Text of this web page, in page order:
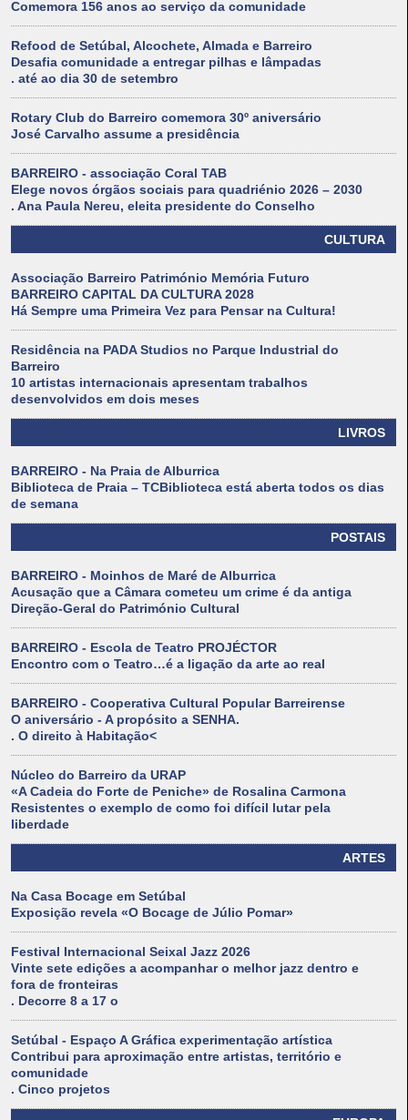
Comemora 156 anos ao serviço da comunidade
Refood de Setúbal, Alcochete, Almada e Barreiro
Desafia comunidade a entregar pilhas e lâmpadas
. até ao dia 30 de setembro
Rotary Club do Barreiro comemora 30º aniversário
José Carvalho assume a presidência
BARREIRO - associação Coral TAB
Elege novos órgãos sociais para quadriénio 2026 – 2030
. Ana Paula Nereu, eleita presidente do Conselho
CULTURA
Associação Barreiro Património Memória Futuro
BARREIRO CAPITAL DA CULTURA 2028
Há Sempre uma Primeira Vez para Pensar na Cultura!
Residência na PADA Studios no Parque Industrial do
Barreiro
10 artistas internacionais apresentam trabalhos
desenvolvidos em dois meses
LIVROS
BARREIRO - Na Praia de Alburrica
Biblioteca de Praia – TCBiblioteca está aberta todos os dias
de semana
POSTAIS
BARREIRO - Moinhos de Maré de Alburrica
Acusação que a Câmara cometeu um crime é da antiga
Direção-Geral do Património Cultural
BARREIRO - Escola de Teatro PROJÉCTOR
Encontro com o Teatro…é a ligação da arte ao real
BARREIRO - Cooperativa Cultural Popular Barreirense
O aniversário - A propósito a SENHA.
. O direito à Habitação<
Núcleo do Barreiro da URAP
«A Cadeia do Forte de Peniche» de Rosalina Carmona
Resistentes o exemplo de como foi difícil lutar pela
liberdade
ARTES
Na Casa Bocage em Setúbal
Exposição revela «O Bocage de Júlio Pomar»
Festival Internacional Seixal Jazz 2026
Vinte sete edições a acompanhar o melhor jazz dentro e
fora de fronteiras
. Decorre 8 a 17 o
Setúbal - Espaço A Gráfica experimentação artística
Contribui para aproximação entre artistas, território e
comunidade
. Cinco projetos